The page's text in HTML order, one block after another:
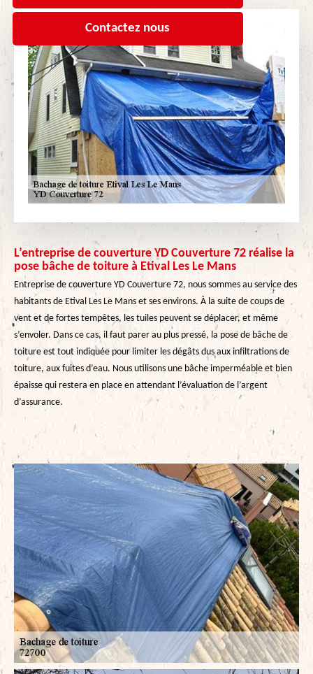
Contactez nous
L’entreprise de couverture YD Couverture 72 réalise la
pose bâche de toiture à Etival Les Le Mans
Entreprise de couverture YD Couverture 72, nous sommes au service des
habitants de Etival Les Le Mans et ses environs. À la suite de coups de
vent et de fortes tempêtes, les tuiles peuvent se déplacer, et même
s’envoler. Dans ce cas, il faut parer au plus pressé, la pose de bâche de
toiture est tout indiquée pour limiter les dégâts dus aux infiltrations de
toiture, aux fuites d’eau. Nous utilisons une bâche imperméable et bien
épaisse qui restera en place en attendant l’évaluation de l’argent
d’assurance.